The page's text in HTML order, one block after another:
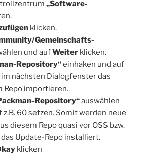
„Software-
klicken.
Gemeinschafts-
und aufWeiter klicken.
Repository“einhaken und auf
im nächsten Dialogfenster das
Repo importieren.
Repository“auswählen
60 setzen. Somit werden neue
diesem Repo quasi vor OSS bzw.
das Update-Repo installiert.
klicken